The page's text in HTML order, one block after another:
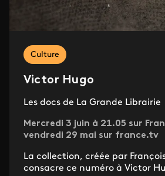
Culture
Victor Hugo
Les docs de La Grande Librairie
Mercredi 3 juin à 21.05 sur
vendredi 29 mai sur france.tv
La collection, créée par
consacre ce numéro à Victor